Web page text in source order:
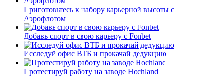
Приготовьтесь к набору карьерной высоты с
Аэрофлотом
Добавь спорт в свою карьеру с Fonbet
Исследуй офис ВТБ и прокачай дедукцию
Протестируй работу на заводе Hochland